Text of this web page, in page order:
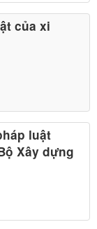
của xi
luật
Xây dựng